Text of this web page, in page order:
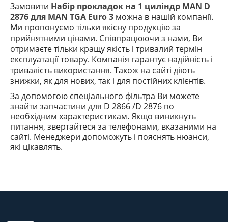
Замовити Набір прокладок на 1 циліндр MAN D
2876 для MAN TGA Euro 3 можна в нашій компанії.
Ми пропонуємо тільки якісну продукцію за
прийнятними цінами. Співпрацюючи з нами, Ви
отримаєте тільки кращу якість і тривалий термін
експлуатації товару. Компанія гарантує надійність і
тривалість використання. Також на сайті діють
знижки, як для нових, так і для постійних клієнтів.
За допомогою спеціального фільтра Ви можете
знайти запчастини для D 2866 /D 2876 по
необхідним характеристикам. Якщо виникнуть
питання, звертайтеся за телефонами, вказаними на
сайті. Менеджери допоможуть і пояснять нюанси,
які цікавлять.